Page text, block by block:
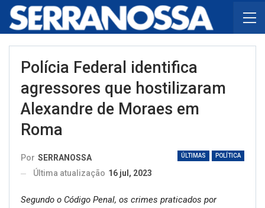
Polícia Federal identifica
agressores que hostilizaram
Alexandre de Moraes em
Roma
ÚLTIMAS POLÍTICA
Por SERRANOSSA
Última atualização 16 jul, 2023
Segundo o Código Penal, os crimes praticados por